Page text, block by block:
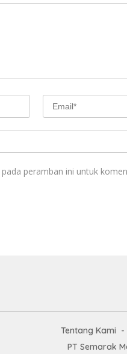
peramban ini untuk
Tentang Kami
PT Semarak